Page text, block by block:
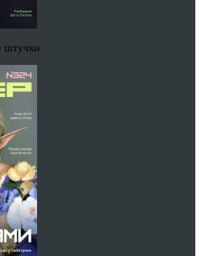
штучки